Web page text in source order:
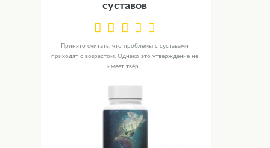
суставов
Принято считать, что проблемы с суставами
приходят с возрастом. Однако это утверждение не
имеет твёр...